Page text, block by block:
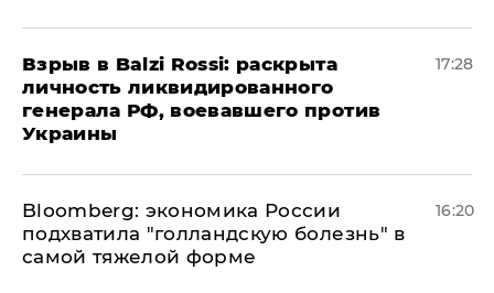
​Взрыв в Balzi Rossi: раскрыта
личность ликвидированного
генерала РФ, воевавшего против
Украины
17:28
Bloomberg: экономика России
подхватила "голландскую болезнь" в
самой тяжелой форме
16:20